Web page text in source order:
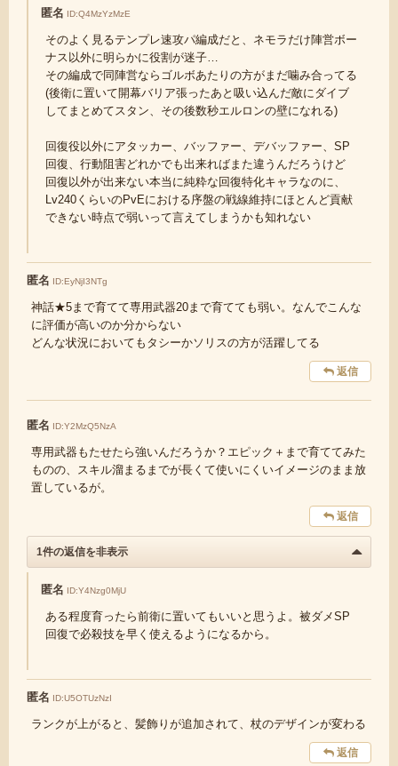
匿名 ID:Q4MzYzMzE
そのよく見るテンプレ速攻パ編成だと、ネモラだけ陣営ボー
ナス以外に明らかに役割が迷子…
その編成で同陣営ならゴルボあたりの方がまだ噛み合ってる
(後衛に置いて開幕バリア張ったあと吸い込んだ敵にダイブ
してまとめてスタン、その後数秒エルロンの壁になれる)
回復役以外にアタッカー、バッファー、デバッファー、SP
回復、行動阻害どれかでも出来ればまた違うんだろうけど
回復以外が出来ない本当に純粋な回復特化キャラなのに、
Lv240くらいのPvEにおける序盤の戦線維持にほとんど貢献
できない時点で弱いって言えてしまうかも知れない
匿名 ID:EyNjI3NTg
神話★5まで育てて専用武器20まで育てても弱い。なんでこんな
に評価が高いのか分からない
どんな状況においてもタシーかソリスの方が活躍してる
返信
匿名 ID:Y2MzQ5NzA
専用武器もたせたら強いんだろうか？エピック＋まで育ててみた
ものの、スキル溜まるまでが長くて使いにくいイメージのまま放
置しているが。
返信
1件の返信を非表示
匿名 ID:Y4Nzg0MjU
ある程度育ったら前衛に置いてもいいと思うよ。被ダメSP
回復で必殺技を早く使えるようになるから。
匿名 ID:U5OTUzNzI
ランクが上がると、髪飾りが追加されて、杖のデザインが変わる
返信